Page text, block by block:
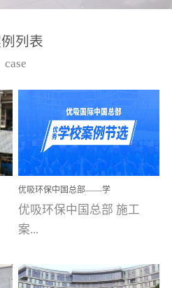
高技能的团队。汇聚了众
取得了多项产品技术专利
和多项国家版权局著作
权，获得高新技术企业称
号。生产优势自主生产自
给自足，优吸公司于2015
在广州番禺区成功建立产
品线生产基地，工厂拥有
自动化生产设备和成熟的
选择源头源材料、严控产
列表
case
优吸环保中国总部——学
校施工案例(节选)
优吸环保中国总部 施工
案...